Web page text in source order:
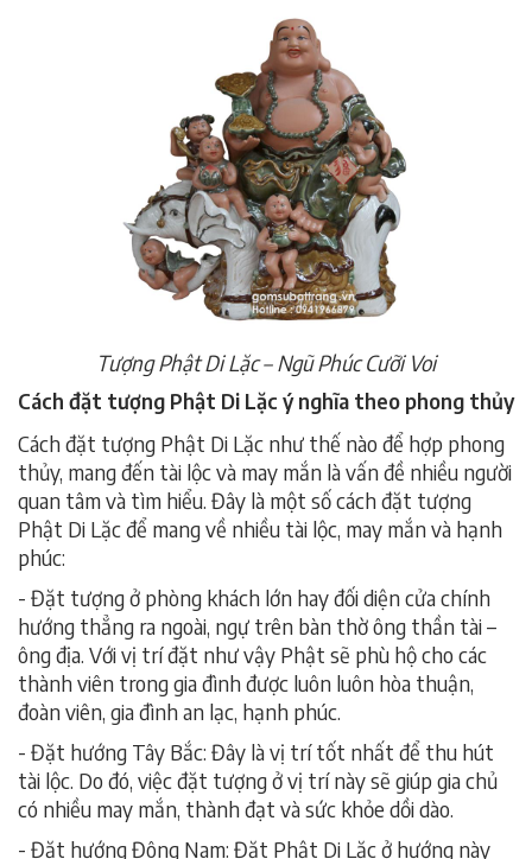
Tượng Phật Di Lặc – Ngũ Phúc Cưỡi Voi
Cách đặt tượng Phật Di Lặc ý nghĩa theo phong thủy
Cách đặt tượng Phật Di Lặc như thế nào để hợp phong
thủy, mang đến tài lộc và may mắn là vấn đề nhiều người
quan tâm và tìm hiểu. Đây là một số cách đặt tượng
Phật Di Lặc để mang về nhiều tài lộc, may mắn và hạnh
phúc:
- Đặt tượng ở phòng khách lớn hay đối diện cửa chính
hướng thẳng ra ngoài, ngự trên bàn thờ ông thần tài –
ông địa. Với vị trí đặt như vậy Phật sẽ phù hộ cho các
thành viên trong gia đình được luôn luôn hòa thuận,
đoàn viên, gia đình an lạc, hạnh phúc.
- Đặt hướng Tây Bắc: Đây là vị trí tốt nhất để thu hút
tài lộc. Do đó, việc đặt tượng ở vị trí này sẽ giúp gia chủ
có nhiều may mắn, thành đạt và sức khỏe dồi dào.
- Đặt hướng Đông Nam: Đặt Phật Di Lặc ở hướng này